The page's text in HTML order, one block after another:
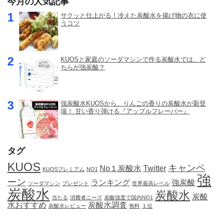
サクッと仕上がる！冷えた炭酸水を揚げ物の衣に使
うコツ
KUOSと家庭のソーダマシンで作る炭酸水では、ど
ちらが強炭酸？
強炭酸水KUOSから、りんごの香りの炭酸水が新登
場！ 甘い香り弾ける『アップルフレーバー』
タグ
KUOS KUOSプレミアム NO1 No１炭酸水 Twitter キャンペ
ーン ソーダマシン プレゼント ランキング 世界最高レベル 強炭酸 強
炭酸水 当たる 消費者ニーズ 炭酸強度で国内NO1 炭酸水 炭酸
水おすすめ 炭酸水レビュー 炭酸水調査 無料 １位